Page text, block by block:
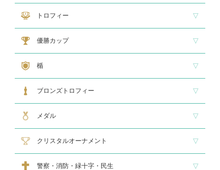
アマビエ木札
アマビエボールチェーンキーホルダー
アマビエトロフィー
トロフィー
大型トロフィー
中型トロフィー１
中型トロフィー２
小型トロフィー
メダル交換式トロフィー
ペナント優勝カップ
大型・高級カップ
レリーフ交換式カップ
スタンダードカップ
デザインカップ
ゴルフ専用カップ
オニックスカップ
ガラスカップ
カラーカップ
ゴールドカップ
プラスチックカップ
ペナント
楯
スタンダード楯１
スタンダード楯２
スタンダード楯３
ゴルフ・野球・サッカー
その他スポーツ、文化系専用楯
メダル・レリーフ交換式楯
ハローキティ楯
ブロンズトロフィー
スタンダードブロンズ
各種専用ブロンズ
ゴルフ専用ブロンズ
メダル・レリーフ交換式ブロンズ
ハローキティブロンズ
メダル
スタンダードメダル
大きなメダル(70mmφ～)
レリーフ式勲章型メダル
オリジナルメダル
メダルケース
クリスタルオーナメント
スタンダードクリスタル１
スタンダードクリスタル２
ゴルフ専用クリスタル
警察・消防・緑十字・民生